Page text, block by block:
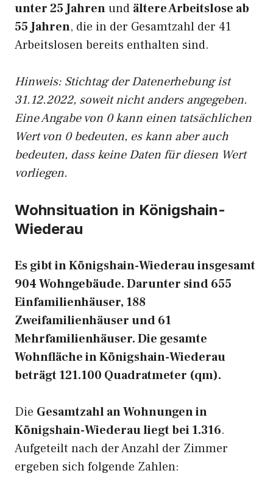
unter 25 Jahrenund ältere Arbeitslose ab
55 Jahren, die in der Gesamtzahl der 41
Arbeitslosen bereits enthalten sind.
Hinweis: Stichtag der Datenerhebung ist
31.12.2022, soweit nicht anders angegeben.
Eine Angabe von 0 kann einen tatsächlichen
Wert von 0 bedeuten, es kann aber auch
bedeuten, dass keine Daten für diesen Wert
vorliegen.
Wohnsituation in Königshain-
Wiederau
Es gibt in Königshain-Wiederau insgesamt
904 Wohngebäude. Darunter sind 655
Einfamilienhäuser, 188
Zweifamilienhäuser und 61
Mehrfamilienhäuser. Die gesamte
Wohnfläche in Königshain-Wiederau
beträgt 121.100 Quadratmeter (qm).
Die Gesamtzahl an Wohnungen in
Königshain-Wiederau liegt bei 1.316.
Aufgeteilt nach der Anzahl der Zimmer
ergeben sich folgende Zahlen: